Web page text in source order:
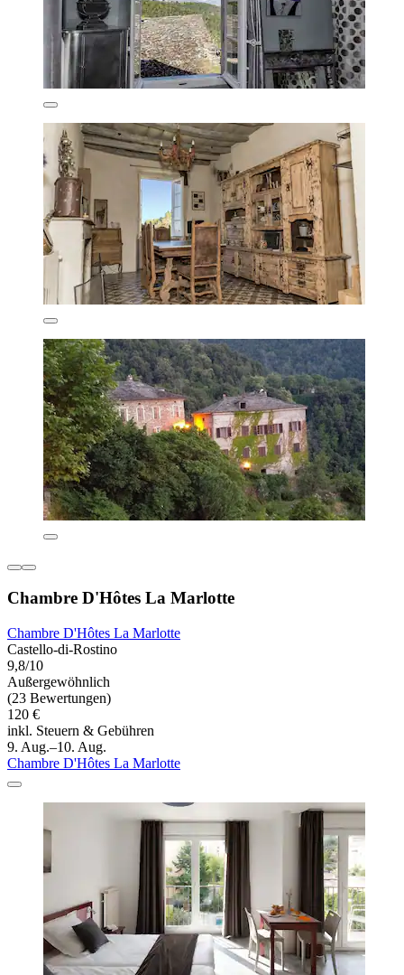
Chambre D'Hôtes La Marlotte
Chambre D'Hôtes La Marlotte
Castello-di-Rostino
9,8/10
Außergewöhnlich
(23 Bewertungen)
120 €
inkl. Steuern & Gebühren
9. Aug.–10. Aug.
Chambre D'Hôtes La Marlotte